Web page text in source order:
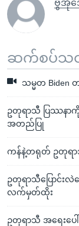
ဗွီအိုအ
ဆက်စပ်သတ
သမ္မတ Biden
ဥတုရာသီ ပြဿနာကို နို
အတည်ပြု
ကန်နဲ့တရုတ် ဥတုရာ
ဥတုရာသီပြောင်းလဲ
လက်မှတ်ထိုး
ဥတုရာသီ အရေးပ